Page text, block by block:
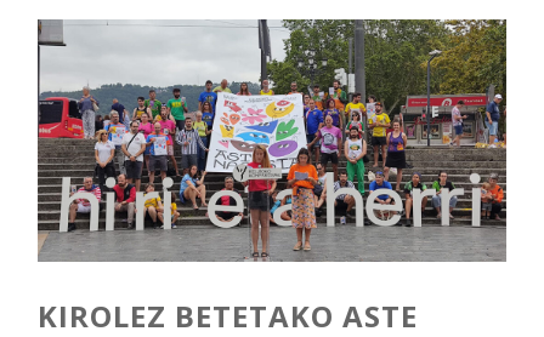
KIROLEZ BETETAKO ASTE